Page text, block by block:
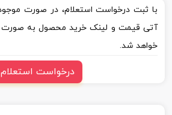
با ثبت درخواست استعلام، در صورت
آتی قیمت و لینک خرید محصول به صورت
خواهد شد.
درخواست استعلام